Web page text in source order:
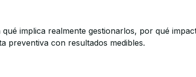
implica realmente gestionarlos, por qué
preventiva con resultados medibles.